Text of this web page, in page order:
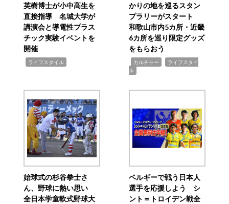
英樹博士が小中高生を
直接指導 名城大学が
講演会と導電性プラス
チック実験イベントを
開催
ライフスタイル
かりの地を巡るスタン
プラリーがスタート
和歌山市内5カ所・近畿
6カ所を巡り限定グッズ
をもらおう
カルチャー
ライフスタイ
ル
始球式の杉谷拳士さ
ん、野球に熱い思い
全日本学童軟式野球大
ベルギーで戦う日本人
選手を応援しよう シ
ント＝トロイデン戦全